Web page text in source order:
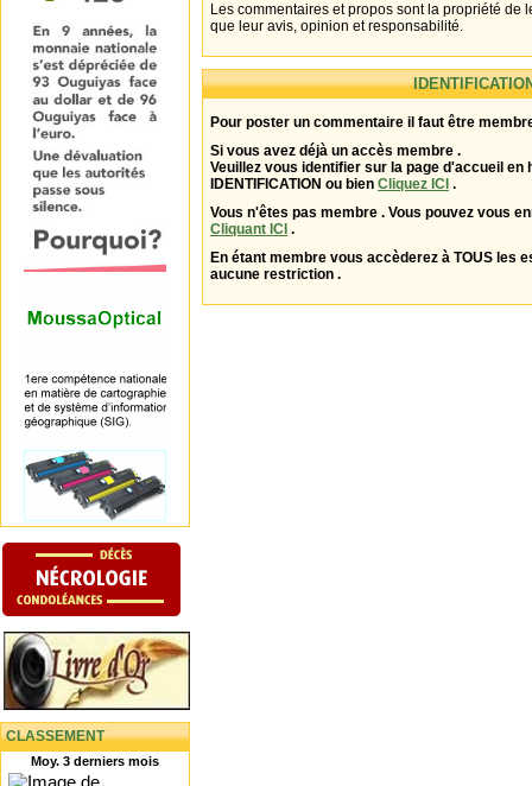
CLASSEMENT
Moy. 3 derniers mois
Les commentaires et propos sont la propriété de
que leur avis, opinion et responsabilité.
Pour poster un commentaire il faut être
Si vous avez déjà un accès membre .
Veuillez vous identifier sur la page d'accueil en
IDENTIFICATION ou bien Cliquez ICI .
Vous n'êtes pas membre . Vous pouvez vous
Cliquant ICI .
En étant membre vous accèderez à TOUS les
aucune restriction .